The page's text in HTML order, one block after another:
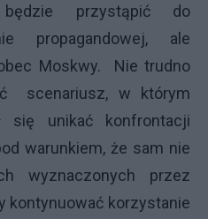
przystąpić do
propagandowej, ale
Moskwy. Nie trudno
scenariusz, w którym
się unikać konfrontacji
warunkiem, że sam nie
wyznaczonych przez
kontynuować korzystanie